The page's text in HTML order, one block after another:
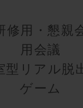
修用・懇親
用会議
型リアル脱
ゲーム